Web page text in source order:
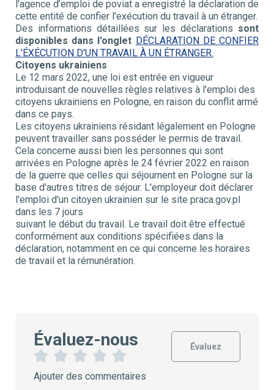
l’agence d’emploi de poviat a enregistré la déclaration de
cette entité de confier l'exécution du travail à un étranger.
Des informations détaillées sur les déclarations sont
disponibles dans l'onglet DÉCLARATION DE CONFIER
L'ÉXÉCUTION D'UN TRAVAIL À UN ÉTRANGER.
Citoyens ukrainiens
Le 12 mars 2022, une loi est entrée en vigueur
introduisant de nouvelles règles relatives à l'emploi des
citoyens ukrainiens en Pologne, en raison du conflit armé
dans ce pays.
Les citoyens ukrainiens résidant légalement en Pologne
peuvent travailler sans posséder le permis de travail.
Cela concerne aussi bien les personnes qui sont
arrivées en Pologne après le 24 février 2022 en raison
de la guerre que celles qui séjournent en Pologne sur la
base d'autres titres de séjour. L'employeur doit déclarer
l'emploi d'un citoyen ukrainien sur le site praca.gov.pl
dans les 7 jours
suivant le début du travail. Le travail doit être effectué
conformément aux conditions spécifiées dans la
déclaration, notamment en ce qui concerne les horaires
de travail et la rémunération.
Évaluez-nous
É
É
É
É
É
Ajouter des commentaires
Évaluez